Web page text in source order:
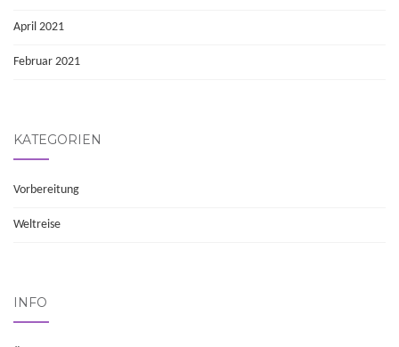
April 2021
Februar 2021
KATEGORIEN
Vorbereitung
Weltreise
INFO